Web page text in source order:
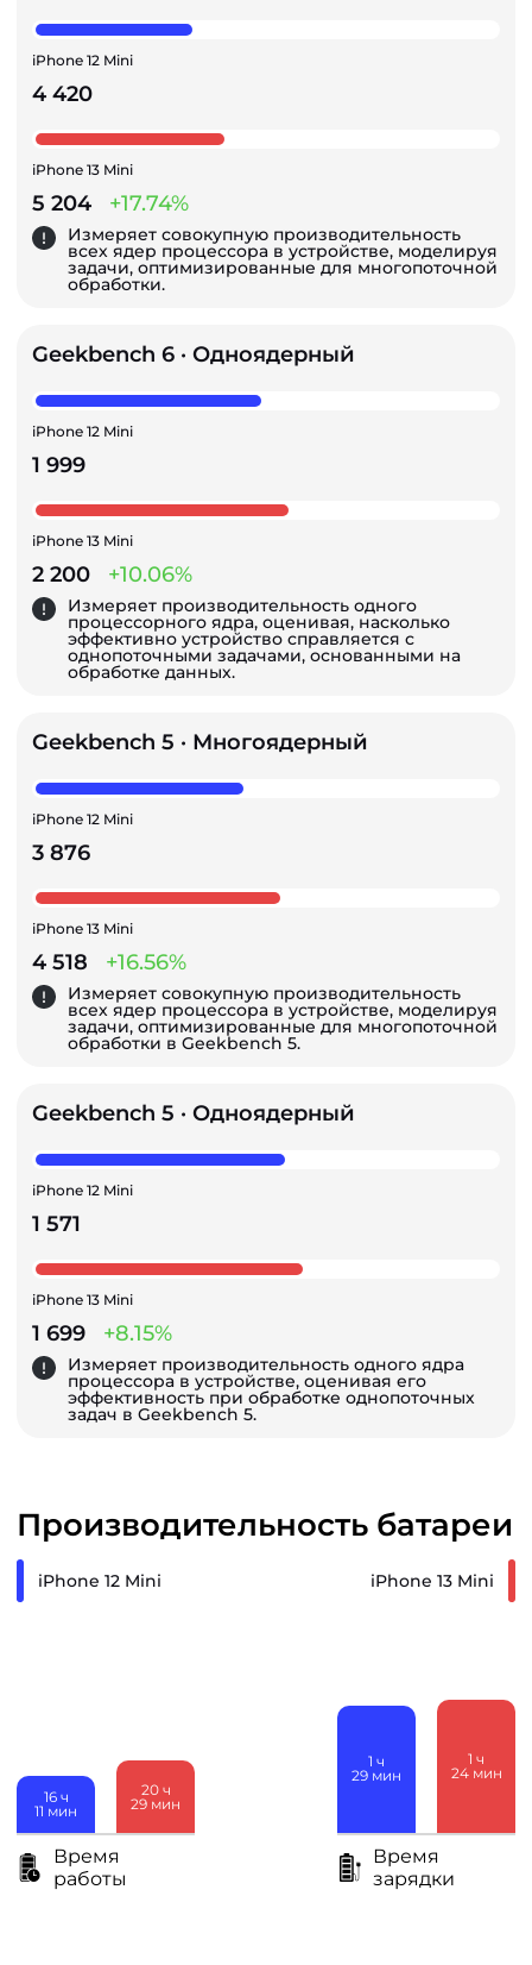
iPhone 12 Mini
4 420
iPhone 13 Mini
5 204 +17.74%
Измеряет совокупную производительность
всех ядер процессора в устройстве, моделируя
задачи, оптимизированные для многопоточной
обработки.
Geekbench 6 · Одноядерный
iPhone 12 Mini
1 999
iPhone 13 Mini
2 200 +10.06%
Измеряет производительность одного
процессорного ядра, оценивая, насколько
эффективно устройство справляется с
однопоточными задачами, основанными на
обработке данных.
Geekbench 5 · Многоядерный
iPhone 12 Mini
3 876
iPhone 13 Mini
4 518 +16.56%
Измеряет совокупную производительность
всех ядер процессора в устройстве, моделируя
задачи, оптимизированные для многопоточной
обработки в Geekbench 5.
Geekbench 5 · Одноядерный
iPhone 12 Mini
1 571
iPhone 13 Mini
1 699 +8.15%
Измеряет производительность одного ядра
процессора в устройстве, оценивая его
эффективность при обработке однопоточных
задач в Geekbench 5.
Производительность батареи
iPhone 12 Mini iPhone 13 Mini
16 ч
11 мин
20 ч
29 мин
Время
работы
1 ч
29 мин
1 ч
24 мин
Время
зарядки